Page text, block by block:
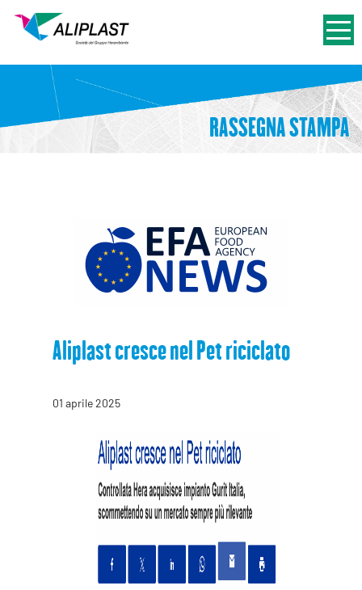
RASSEGNA STAMPA
Aliplast cresce nel Pet riciclato
01 aprile 2025